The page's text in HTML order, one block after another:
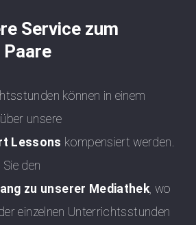
Service zum
können in einem
unsere
Lessons kompensiert werden.
den
zu unserer Mediathek, wo
einzelnen Unterrichtsstunden